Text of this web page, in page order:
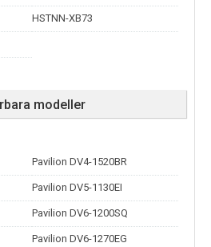
HSTNN-XB73
modeller
Pavilion DV4-1520BR
Pavilion DV5-1130EI
Pavilion DV6-1200SQ
Pavilion DV6-1270EG